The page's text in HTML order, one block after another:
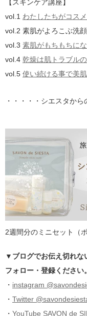
【スキンケア講座】
vol.1 わたしたちがコス
vol.2 素肌がよろこぶ洗
vol.3 素肌がもちもちに
vol.4 乾燥は肌トラブル
vol.5 使い続ける事で美
・・・・・シエスタから
2週間分のミニセット（
▼ブログでお伝え切れな
フォロー・登録ください。
・ instagram
・ Twitter
・ YouTube SAVON de